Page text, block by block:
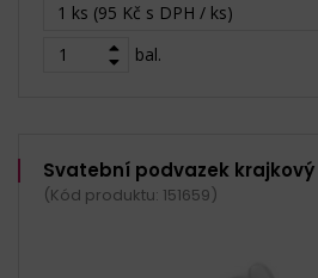
1 ks (95 Kč s DPH / ks)
bal.
Svatební podvazek krajkový
(Kód produktu: 151659)